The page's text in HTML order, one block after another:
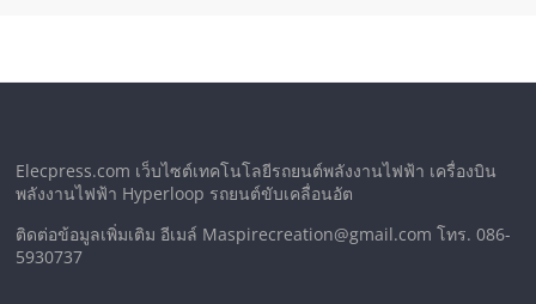
Elecpress.com เว็บไซต์เทคโนโลยีรถยนต์พลังงานไฟฟ้า เครื่องบิน
พลังงานไฟฟ้า Hyperloop รถยนต์ขับเคลื่อนอัต
ติดต่อข้อมูลเพิ่มเติม อีเมล์ Maspirecreation@gmail.com โทร. 086-
5930737